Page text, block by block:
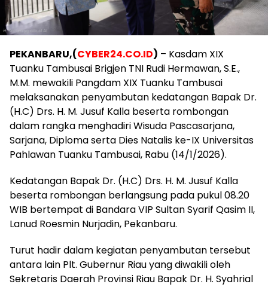
PEKANBARU,(CYBER24.CO.ID) – Kasdam XIX
Tuanku Tambusai Brigjen TNI Rudi Hermawan, S.E.,
M.M. mewakili Pangdam XIX Tuanku Tambusai
melaksanakan penyambutan kedatangan Bapak Dr.
(H.C) Drs. H. M. Jusuf Kalla beserta rombongan
dalam rangka menghadiri Wisuda Pascasarjana,
Sarjana, Diploma serta Dies Natalis ke-IX Universitas
Pahlawan Tuanku Tambusai, Rabu (14/1/2026).
Kedatangan Bapak Dr. (H.C) Drs. H. M. Jusuf Kalla
beserta rombongan berlangsung pada pukul 08.20
WIB bertempat di Bandara VIP Sultan Syarif Qasim II,
Lanud Roesmin Nurjadin, Pekanbaru.
Turut hadir dalam kegiatan penyambutan tersebut
antara lain Plt. Gubernur Riau yang diwakili oleh
Sekretaris Daerah Provinsi Riau Bapak Dr. H. Syahrial